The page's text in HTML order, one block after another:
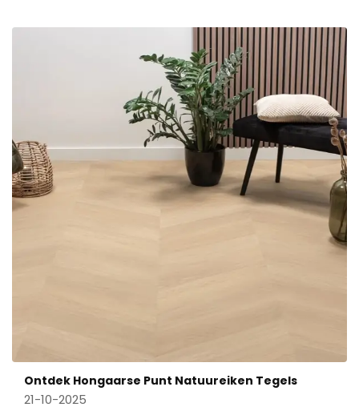
Ontdek Hongaarse Punt Natuureiken Tegels
21-10-2025